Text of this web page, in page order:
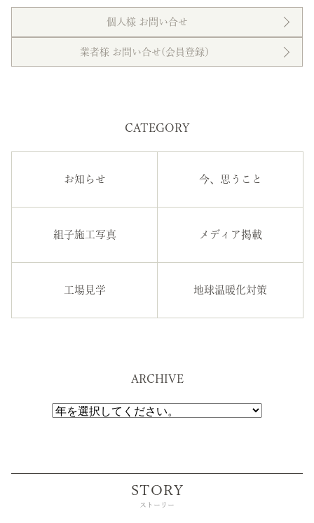
個人様 お問い合せ
業者様 お問い合せ(会員登録）
CATEGORY
お知らせ 今、思うこと
組子施工写真 メディア掲載
工場見学 地球温暖化対策
ARCHIVE
STORY
ストーリー